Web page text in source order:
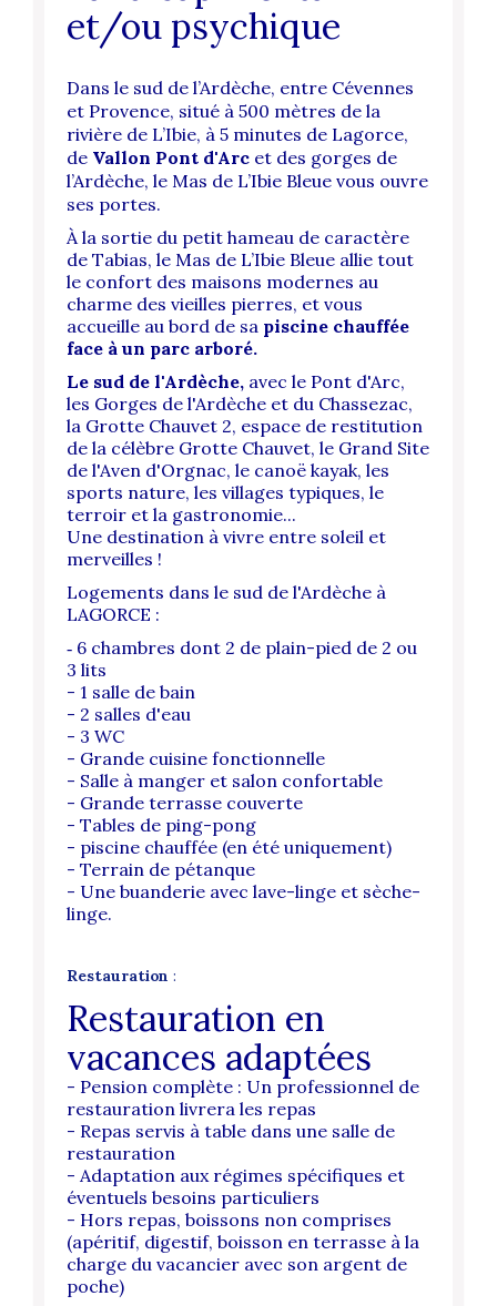
et/ou psychique
Dans le sud de l’Ardèche, entre Cévennes
et Provence, situé à 500 mètres de la
rivière de L’Ibie, à 5 minutes de Lagorce,
de Vallon Pont d'Arc et des gorges de
l’Ardèche, le Mas de L’Ibie Bleue vous ouvre
ses portes.
À la sortie du petit hameau de caractère
de Tabias, le Mas de L’Ibie Bleue allie tout
le confort des maisons modernes au
charme des vieilles pierres, et vous
accueille au bord de sa piscine chauffée
face à un parc arboré.
Le sud de l'Ardèche, avec le Pont d'Arc,
les Gorges de l'Ardèche et du Chassezac,
la Grotte Chauvet 2, espace de restitution
de la célèbre Grotte Chauvet, le Grand Site
de l'Aven d'Orgnac, le canoë kayak, les
sports nature, les villages typiques, le
terroir et la gastronomie...
Une destination à vivre entre soleil et
merveilles !
Logements dans le sud de l'Ardèche à
LAGORCE :
- 6 chambres dont 2 de plain-pied de 2 ou
3 lits
- 1 salle de bain
- 2 salles d'eau
- 3 WC
- Grande cuisine fonctionnelle
- Salle à manger et salon confortable
- Grande terrasse couverte
- Tables de ping-pong
- piscine chauffée (en été uniquement)
- Terrain de pétanque
- Une buanderie avec lave-linge et sèche-
linge.
Restauration :
Restauration en
vacances adaptées
- Pension complète : Un professionnel de
restauration livrera les repas
- Repas servis à table dans une salle de
restauration
- Adaptation aux régimes spécifiques et
éventuels besoins particuliers
- Hors repas, boissons non comprises
(apéritif, digestif, boisson en terrasse à la
charge du vacancier avec son argent de
poche)